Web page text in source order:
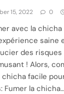
15, 2022 0
avec la
des risques
! Alors,
chicha facile
Fumer la